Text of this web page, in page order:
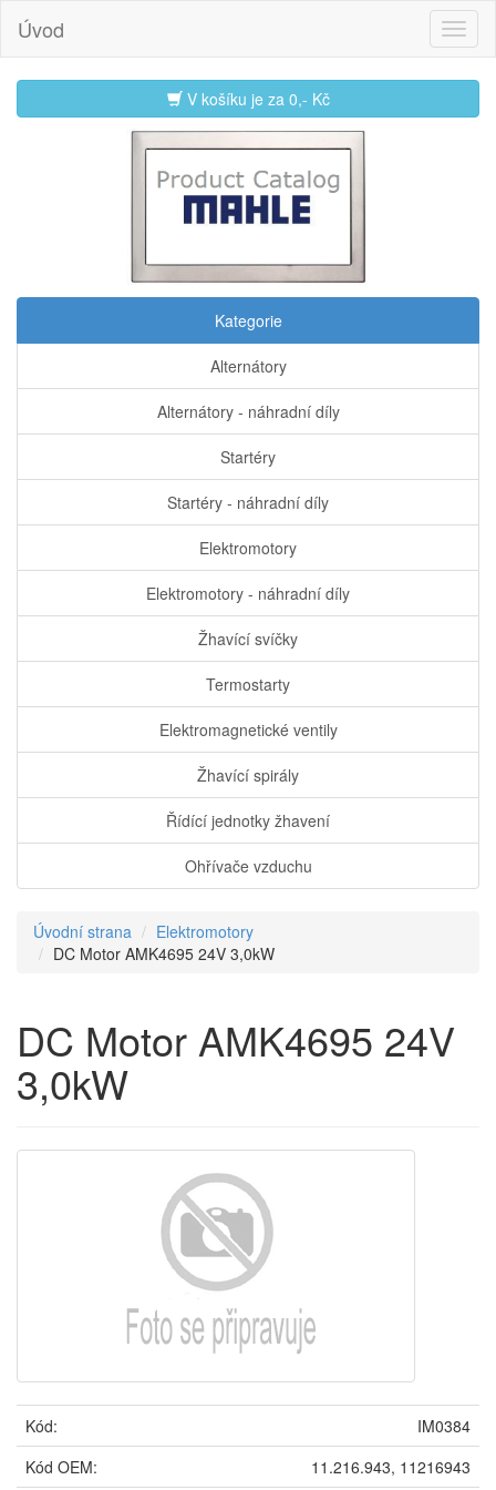
Úvod
V košíku je za 0,- Kč
Kategorie
Alternátory
Alternátory - náhradní díly
Startéry
Startéry - náhradní díly
Elektromotory
Elektromotory - náhradní díly
Žhavící svíčky
Termostarty
Elektromagnetické ventily
Žhavící spirály
Řídící jednotky žhavení
Ohřívače vzduchu
Úvodní strana
Elektromotory
DC Motor AMK4695 24V 3,0kW
DC Motor AMK4695 24V
3,0kW
Kód:
IM0384
Kód OEM:
11.216.943, 11216943